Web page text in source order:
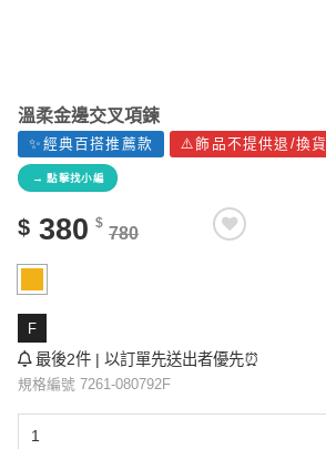
溫柔金邊交叉項鍊
✨經典百搭推薦款 ⚠️飾品不提供退/換貨
→ 點擊找小編
$ 380 $
780
F
最後2件 | 以訂單先送出者優先⏰
規格編號 7261-080792F